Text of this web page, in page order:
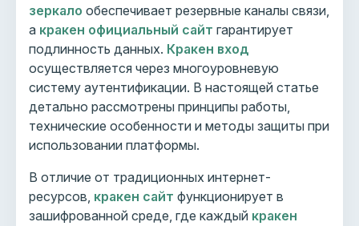
зеркало обеспечивает резервные каналы связи,
а кракен официальный сайт гарантирует
подлинность данных. Кракен вход
осуществляется через многоуровневую
систему аутентификации. В настоящей статье
детально рассмотрены принципы работы,
технические особенности и методы защиты при
использовании платформы.
В отличие от традиционных интернет-
ресурсов, кракен сайт функционирует в
зашифрованной среде, где каждый кракен